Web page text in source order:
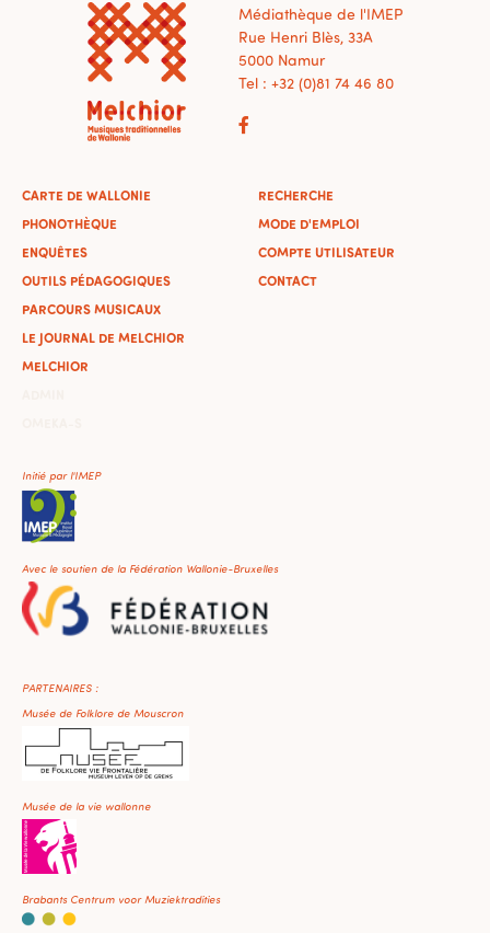
Médiathèque de l'IMEP
Rue Henri Blès, 33A
5000 Namur
Tel : +32 (0)81 74 46 80
CARTE DE WALLONIE
PHONOTHÈQUE
ENQUÊTES
OUTILS PÉDAGOGIQUES
PARCOURS MUSICAUX
LE JOURNAL DE MELCHIOR
MELCHIOR
RECHERCHE
MODE D'EMPLOI
COMPTE UTILISATEUR
CONTACT
Initié par l'IMEP
Avec le soutien de la Fédération Wallonie-Bruxelles
PARTENAIRES :
Musée de Folklore de Mouscron
Musée de la vie wallonne
Brabants Centrum voor Muziektradities